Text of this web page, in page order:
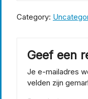
Category:
Geef een
Je e-mailadres
velden zijn